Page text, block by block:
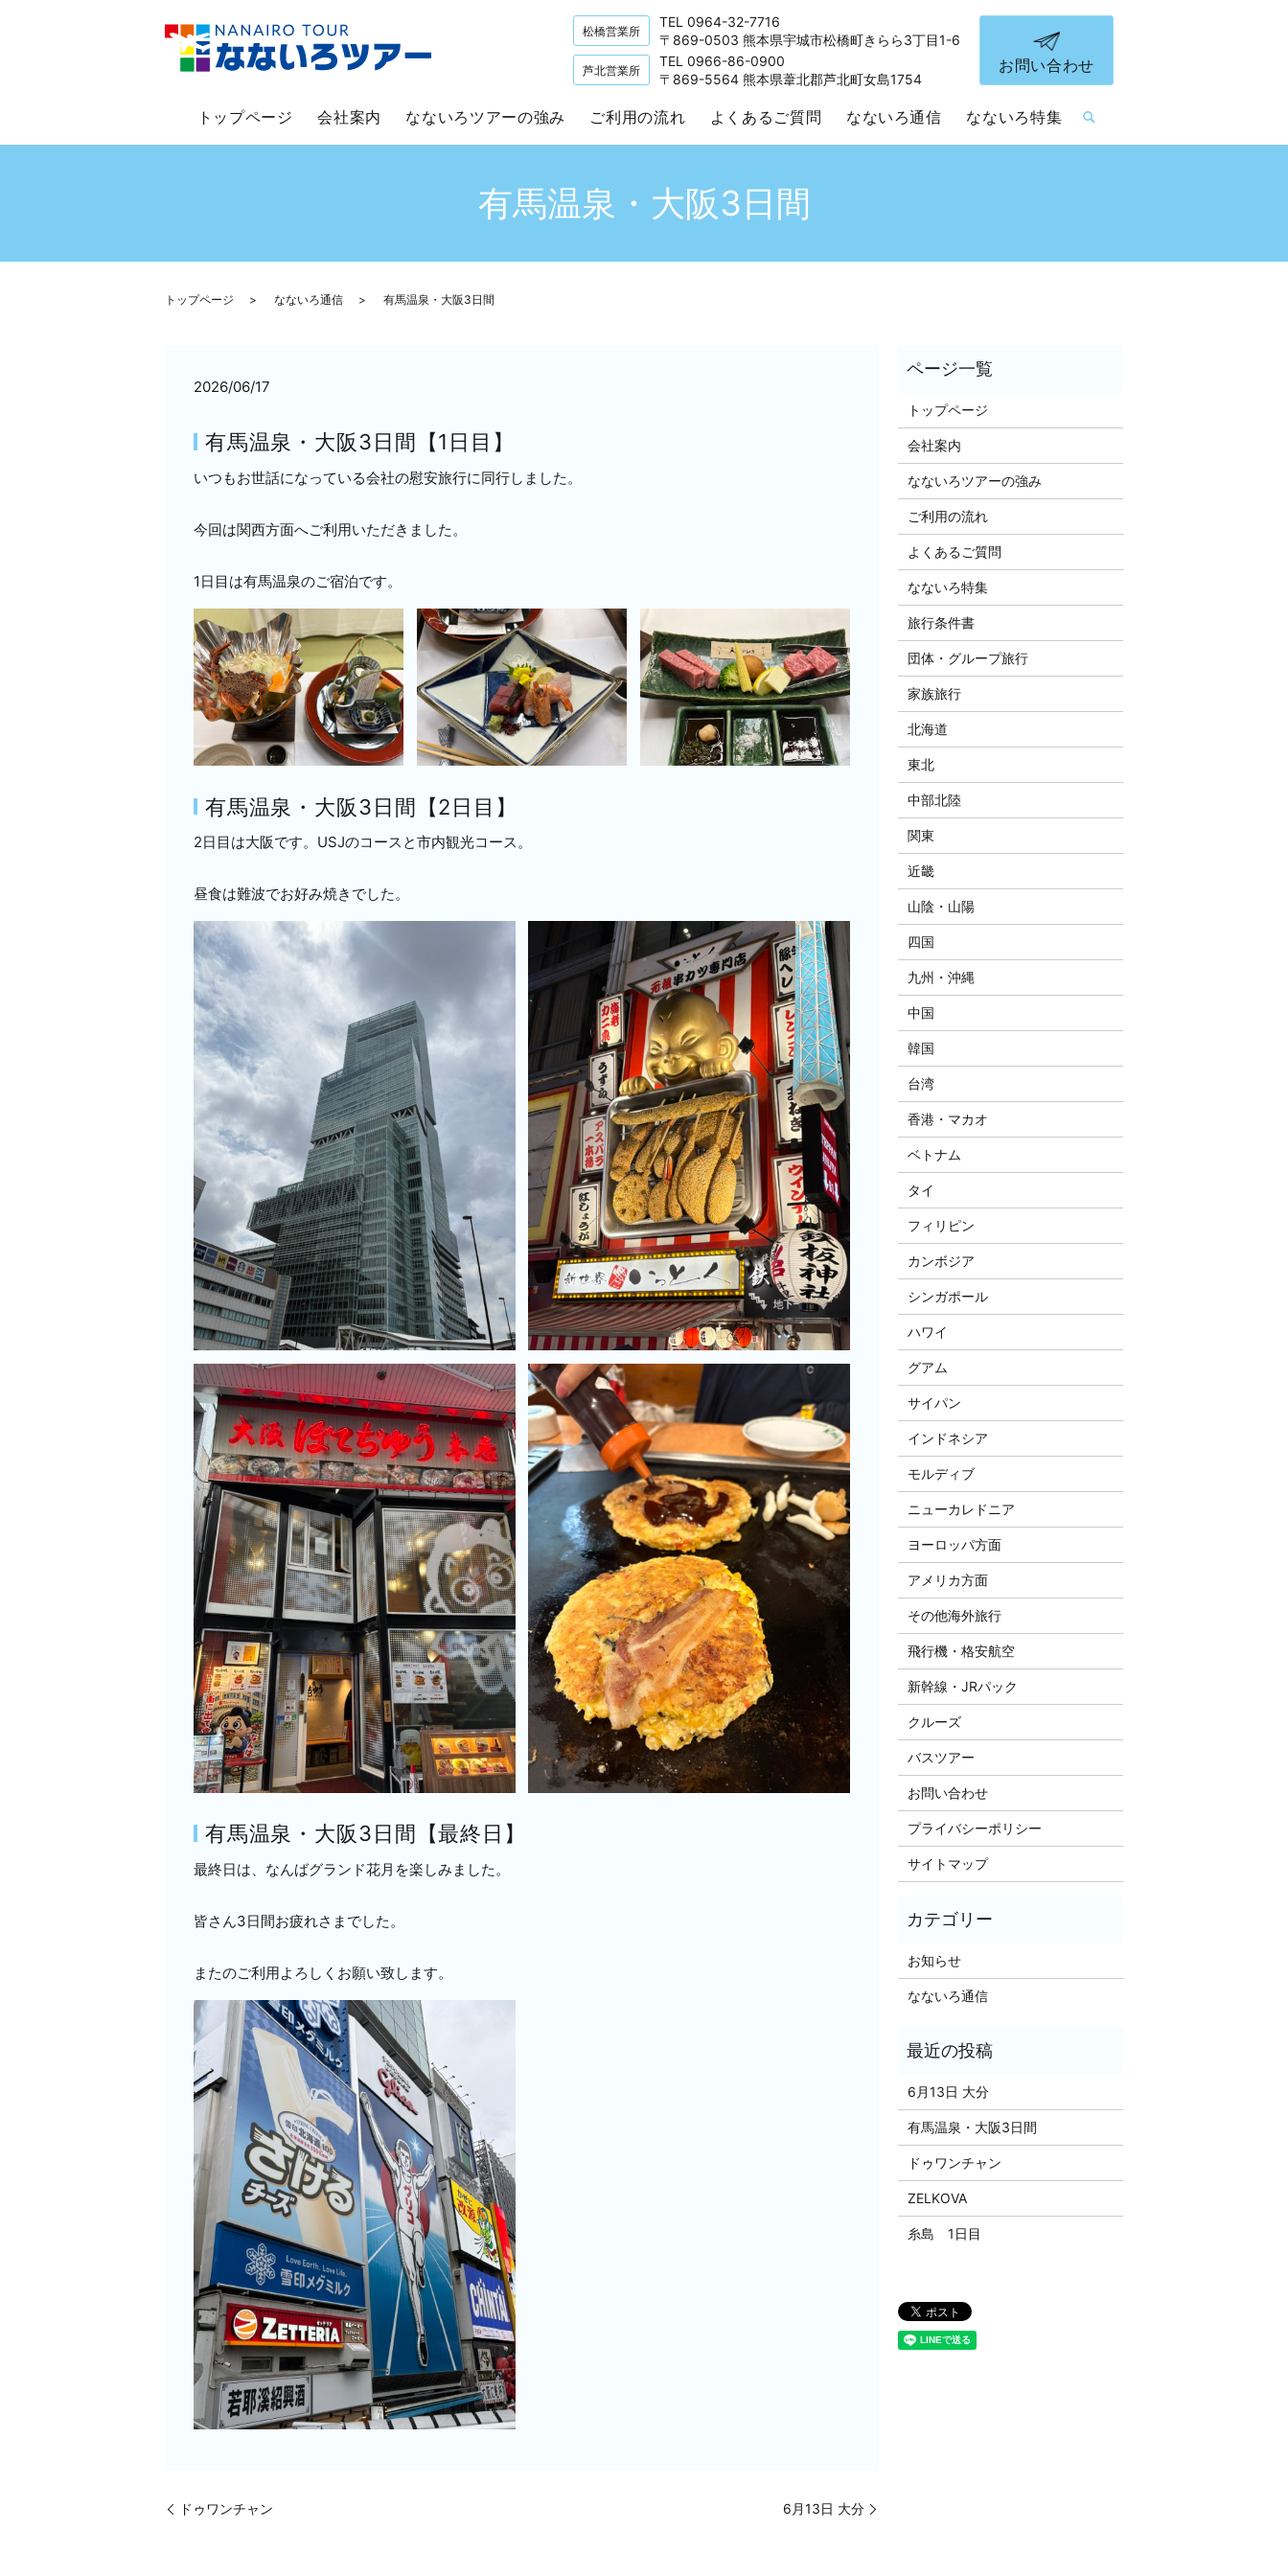
トップページ 会社案内 なないろツアーの強み ご利用の流れ よくあるご質問 なないろ通信 なないろ特集
松橋営業所
TEL 0964-32-7716
〒869-0503 熊本県宇城市松橋町きらら3丁目1-6
芦北営業所
TEL 0966-86-0900
〒869-5564 熊本県葦北郡芦北町女島1754
お問い合わせ
有馬温泉・大阪3日間
トップページ なないろ通信 有馬温泉・大阪3日間
2026/06/17
有馬温泉・大阪3日間【1日目】
いつもお世話になっている会社の慰安旅行に同行しました。
今回は関西方面へご利用いただきました。
1日目は有馬温泉のご宿泊です。
有馬温泉・大阪3日間【2日目】
2日目は大阪です。USJのコースと市内観光コース。
昼食は難波でお好み焼きでした。
有馬温泉・大阪3日間【最終日】
最終日は、なんばグランド花月を楽しみました。
皆さん3日間お疲れさまでした。
またのご利用よろしくお願い致します。
ドゥワンチャン 6月13日 大分
トップページ
会社案内
なないろツアーの強み
ご利用の流れ
よくあるご質問
なないろ特集
旅行条件書
団体・グループ旅行
家族旅行
北海道
東北
中部北陸
関東
近畿
山陰・山陽
四国
九州・沖縄
中国
韓国
台湾
香港・マカオ
ベトナム
タイ
フィリピン
カンボジア
シンガポール
ハワイ
グアム
サイパン
インドネシア
モルディブ
ニューカレドニア
ヨーロッパ方面
アメリカ方面
その他海外旅行
飛行機・格安航空
新幹線・JRパック
クルーズ
バスツアー
お問い合わせ
プライバシーポリシー
サイトマップ
お知らせ
なないろ通信
6月13日 大分
有馬温泉・大阪3日間
ドゥワンチャン
ZELKOVA
糸島 1日目